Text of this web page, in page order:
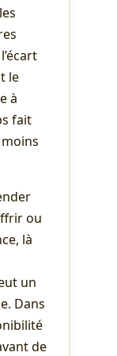
le
à
fait
ou
là
un
Dans
de